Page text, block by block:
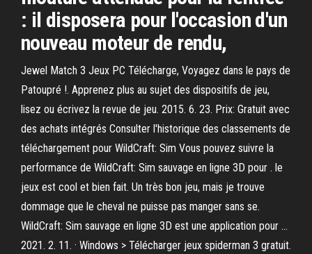
: il disposera pour l'occasion d'un
nouveau moteur de rendu,
Jewel Match 3 Jeux PC Télécharge, Voyagez dans le pays de
Patoupré !. Apprenez plus au sujet des dispositifs de jeu,
lisez ou écrivez la revue de jeu. 2015. 6. 23. Prix: Gratuit avec
des achats intégrés Consulter l'historique des classements de
téléchargement pour WildCraft: Sim Vous pouvez suivre la
performance de WildCraft: Sim sauvage en ligne 3D pour . le
jeux est cool et bien fait. Un très bon jeu, mais je trouve
dommage que le cheval ne puisse pas manger sans se.
WildCraft: Sim sauvage en ligne 3D est une application pour …
2021. 2. 11. · Windows > Télécharger jeux spiderman 3 gratuit.